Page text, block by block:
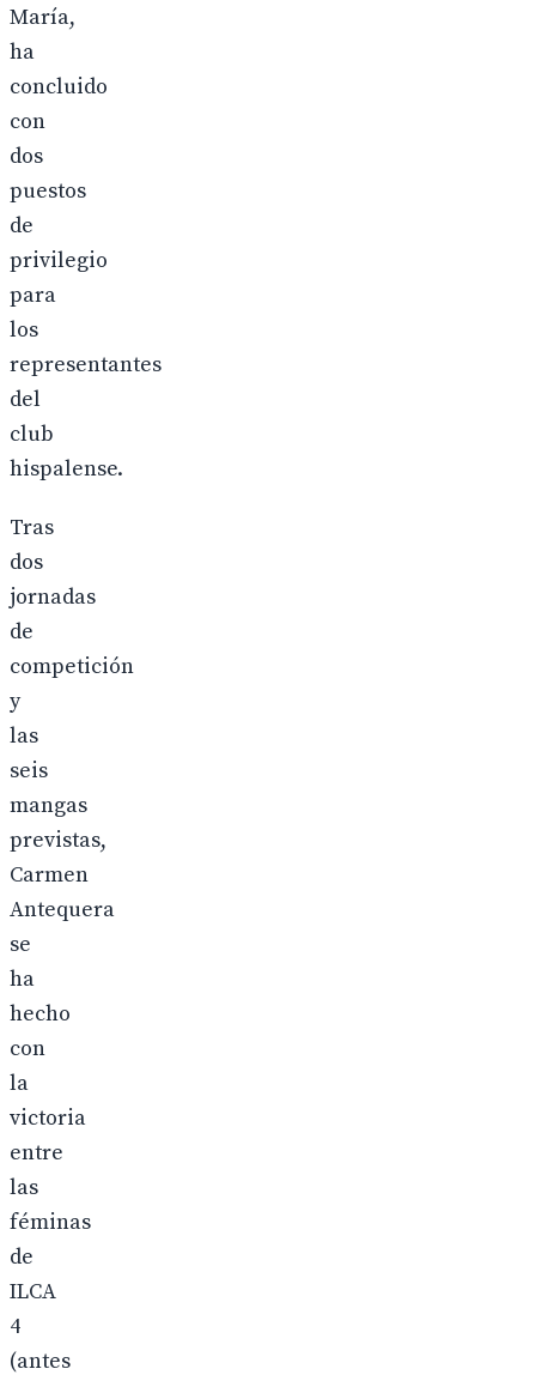
María,
ha
concluido
con
dos
puestos
de
privilegio
para
los
representantes
del
club
hispalense.
Tras
dos
jornadas
de
competición
y
las
seis
mangas
previstas,
Carmen
Antequera
se
ha
hecho
con
la
victoria
entre
las
féminas
de
ILCA
4
(antes